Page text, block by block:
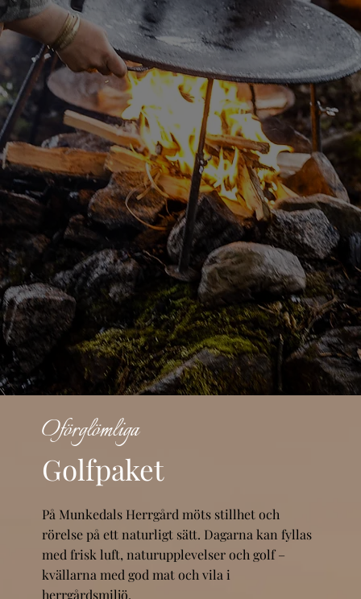
Oförglömliga
Golfpaket
På Munkedals Herrgård möts stillhet och
rörelse på ett naturligt sätt. Dagarna kan fyllas
med frisk luft, naturupplevelser och golf –
kvällarna med god mat och vila i
herrgårdsmiljö.